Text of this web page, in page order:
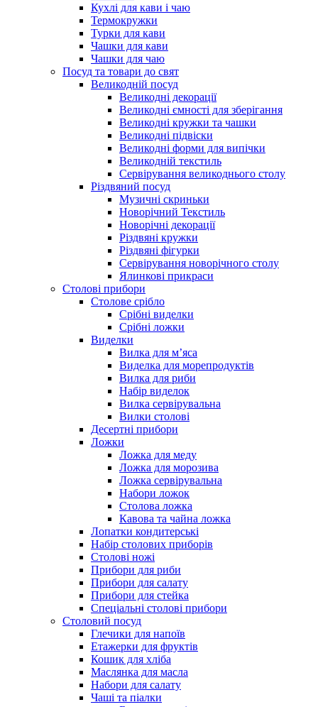
Кухлі для кави і чаю
Термокружки
Турки для кави
Чашки для кави
Чашки для чаю
Посуд та товари до свят
Великодній посуд
Великодні декорації
Великодні ємності для зберігання
Великодні кружки та чашки
Великодні підвіски
Великодні форми для випічки
Великодній текстиль
Сервірування великоднього столу
Різдвяний посуд
Музичні скриньки
Новорічний Текстиль
Новорічні декорації
Різдвяні кружки
Різдвяні фігурки
Сервірування новорічного столу
Ялинкові прикраси
Столові прибори
Столове срібло
Срібні виделки
Срібні ложки
Виделки
Вилка для м’яса
Виделка для морепродуктів
Вилка для риби
Набір виделок
Вилка сервірувальна
Вилки столові
Десертні прибори
Ложки
Ложка для меду
Ложка для морозива
Ложка сервірувальна
Набори ложок
Столова ложка
Кавова та чайна ложка
Лопатки кондитерські
Набір столових приборів
Столові ножі
Прибори для риби
Прибори для салату
Прибори для стейка
Спеціальні столові прибори
Столовий посуд
Глечики для напоїв
Етажерки для фруктів
Кошик для хліба
Маслянка для масла
Набори для салату
Чаші та піалки